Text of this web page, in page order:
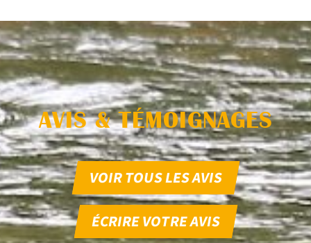
AVIS & TÉMOIGNAGES
VOIR TOUS LES AVIS
ÉCRIRE VOTRE AVIS